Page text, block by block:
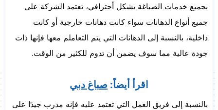
بجميع خدمات الصباغة بشكل أحترافي، تعتمد الشركة على
جميع أنواع الدهانات سواء كانت دهانات خارجية أو كانت
داخلية، بالنسبة إلى الدهانات التي يتم التعاملم معها فإنها ذات
جودة عالية مما سوف يضمن أن تدوم للكثير من الوقت.
اقرأ أيضاً: صباغ دبي
بالنسبة إلى فريق العمل التي تعتمد عليه فإنه مدرب جيدًا على